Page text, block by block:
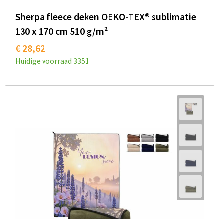
Sherpa fleece deken OEKO-TEX® sublimatie
130 x 170 cm 510 g/m²
€ 28,62
Huidige voorraad 3351